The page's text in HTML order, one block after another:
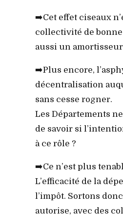
➡️Cet effet ciseaux
collectivité de bonne
aussi un
➡️Plus encore,
décentralisation
sans cesse rogner.
Les Départements
de savoir si
à ce rôle ?
➡️Ce n’est plus
L’efficacité de la
l’impôt. Sortons
autorise, avec des